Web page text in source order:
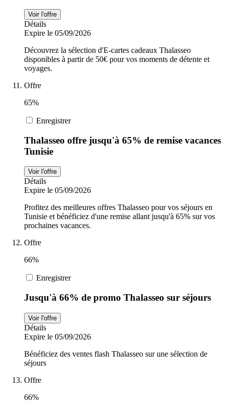
Voir l'offre
Détails
Expire le 05/09/2026
Découvrez la sélection d'E-cartes cadeaux Thalasseo
disponibles à partir de 50€ pour vos moments de détente et
voyages.
Offre
65%
Enregistrer
Thalasseo offre jusqu'à 65% de remise vacances
Tunisie
Voir l'offre
Détails
Expire le 05/09/2026
Profitez des meilleures offres Thalasseo pour vos séjours en
Tunisie et bénéficiez d'une remise allant jusqu'à 65% sur vos
prochaines vacances.
Offre
66%
Enregistrer
Jusqu'à 66% de promo Thalasseo sur séjours
Voir l'offre
Détails
Expire le 05/09/2026
Bénéficiez des ventes flash Thalasseo sur une sélection de
séjours
Offre
66%